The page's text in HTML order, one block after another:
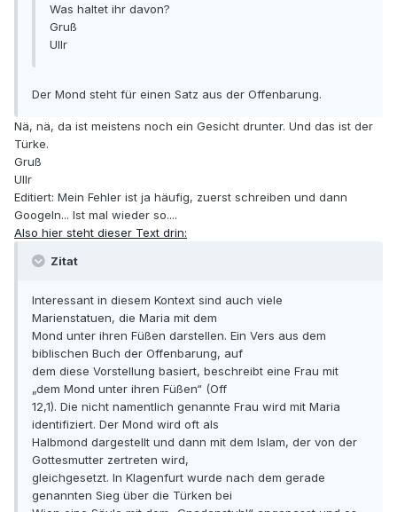
Was haltet ihr davon?
Gruß
Ullr
Der Mond steht für einen Satz aus der Offenbarung.
Nä, nä, da ist meistens noch ein Gesicht drunter. Und das ist der
Türke.
Gruß
Ullr
Editiert: Mein Fehler ist ja häufig, zuerst schreiben und dann
Googeln... Ist mal wieder so....
Also hier steht dieser Text drin:
Zitat
Interessant in diesem Kontext sind auch viele
Marienstatuen, die Maria mit dem
Mond unter ihren Füßen darstellen. Ein Vers aus dem
biblischen Buch der Offenbarung, auf
dem diese Vorstellung basiert, beschreibt eine Frau mit
„dem Mond unter ihren Füßen“ (Off
12,1). Die nicht namentlich genannte Frau wird mit Maria
identifiziert. Der Mond wird oft als
Halbmond dargestellt und dann mit dem Islam, der von der
Gottesmutter zertreten wird,
gleichgesetzt. In Klagenfurt wurde nach dem gerade
genannten Sieg über die Türken bei